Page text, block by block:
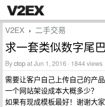
V2EX › 二手交易
求一套类似数字尾
Byctopat Jun 1, 2016 · 1844 views
需要让客户自己上传自己的产
一个网站架设成本大概多少？
如果有现成模板最好！谢谢大家